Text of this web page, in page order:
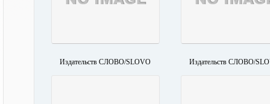
Издательств СЛОВО/SLOVO Издательств СЛОВО/